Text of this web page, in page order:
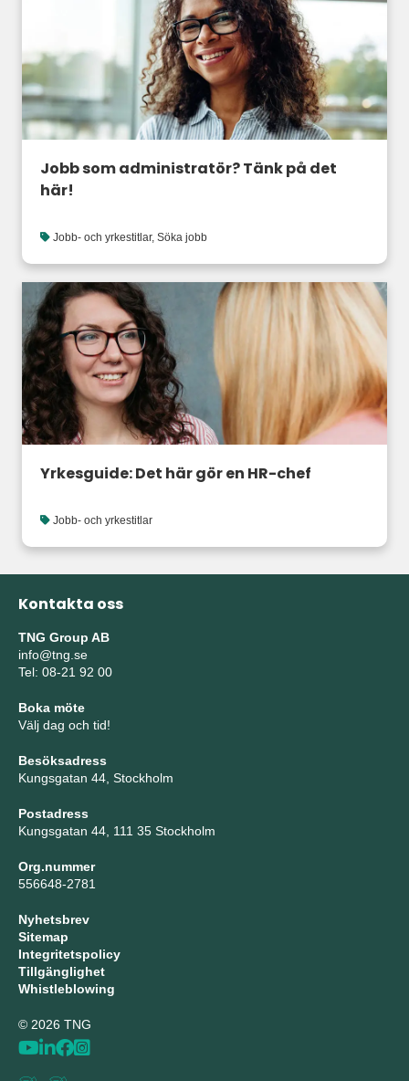
Jobb som administratör? Tänk på det
här!
Jobb- och yrkestitlar, Söka jobb
Yrkesguide: Det här gör en HR-chef
Jobb- och yrkestitlar
Kontakta oss
TNG Group AB
info@tng.se
Tel: 08-21 92 00
Boka möte
Välj dag och tid!
Besöksadress
Kungsgatan 44, Stockholm
Postadress
Kungsgatan 44, 111 35 Stockholm
Org.nummer
556648-2781
Nyhetsbrev
Sitemap
Integritetspolicy
Tillgänglighet
Whistleblowing
© 2026 TNG